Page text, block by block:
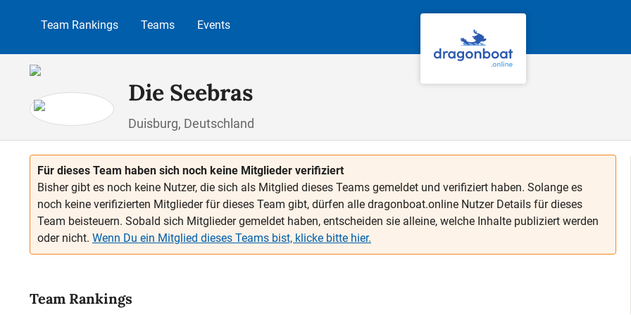
Team Rankings Teams Events
Die Seebras
Duisburg, Deutschland
Für dieses Team haben sich noch keine Mitglieder verifiziert
Bisher gibt es noch keine Nutzer, die sich als Mitglied dieses Teams gemeldet und verifiziert haben. Solange es
noch keine verifizierten Mitglieder für dieses Team gibt, dürfen alle dragonboat.online Nutzer Details für dieses
Team beisteuern. Sobald sich Mitglieder gemeldet haben, entscheiden sie alleine, welche Inhalte publiziert werden
oder nicht. Wenn Du ein Mitglied dieses Teams bist, klicke bitte hier.
Team Rankings